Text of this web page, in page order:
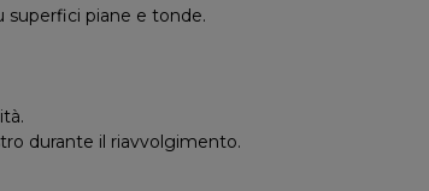
superfici piane e tonde.
durante il riavvolgimento.